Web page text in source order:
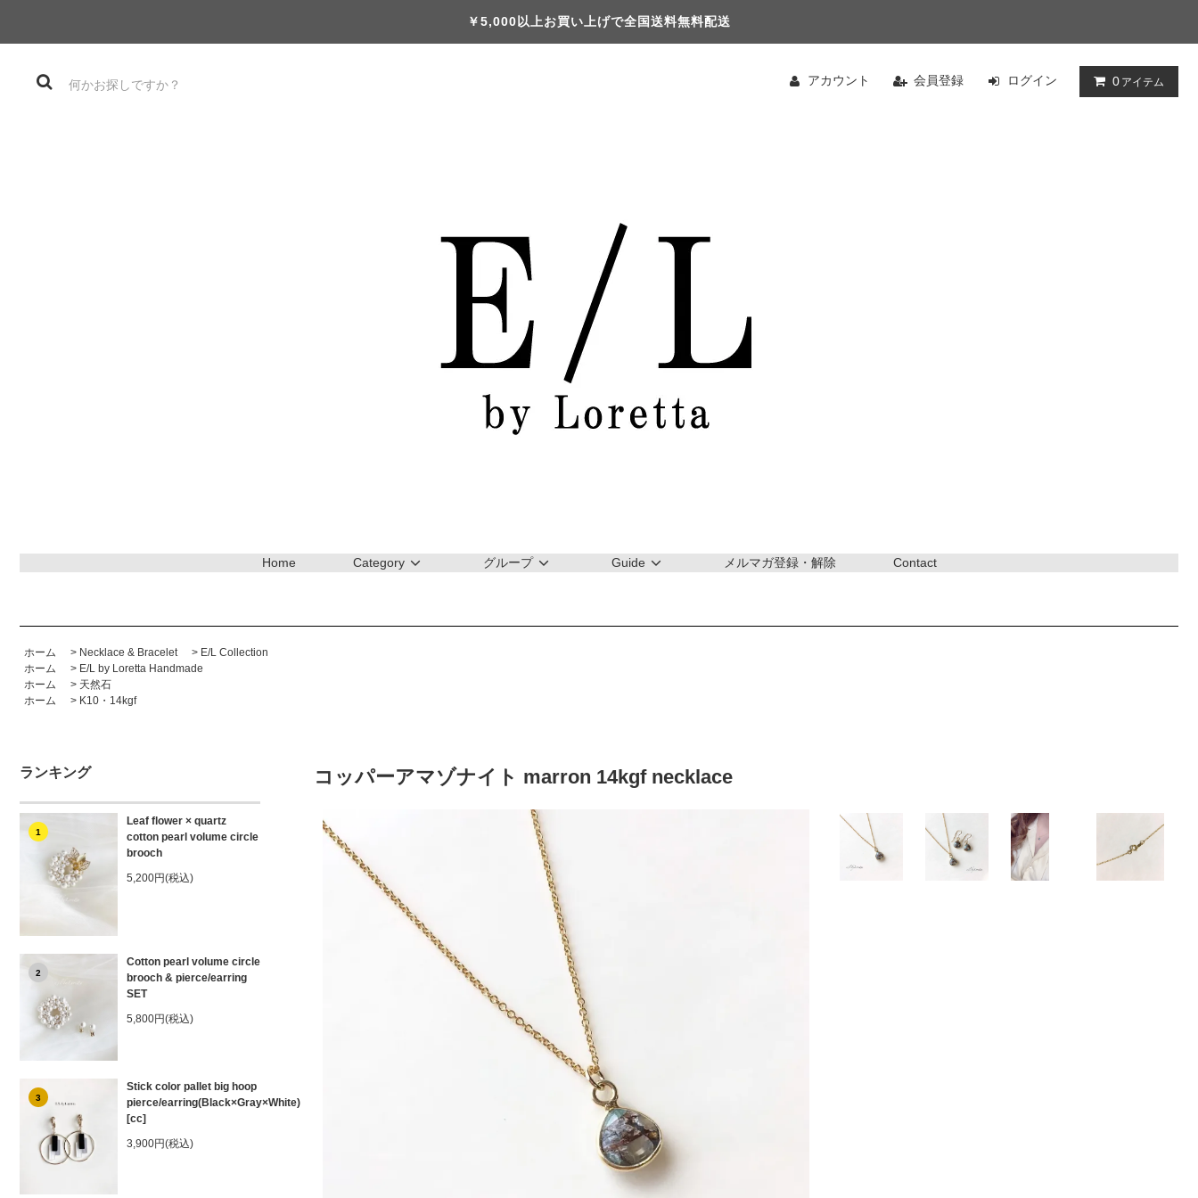
￥5,000以上お買い上げで全国送料無料配送
アカウント 会員登録 ログイン 0 アイテム
Home Category グループ Guide メルマガ登録・解除 Contact
ホーム > Necklace & Bracelet > E/L Collection
ホーム
> E/L by Loretta Handmade
ホーム
> 天然石
ホーム
> K10・14kgf
ランキング
1
Leaf flower × quartz
cotton pearl volume circle
brooch
5,200円(税込)
2
Cotton pearl volume circle
brooch & pierce/earring
SET
5,800円(税込)
3
Stick color pallet big hoop
pierce/earring(Black×Gray×White)
[cc]
3,900円(税込)
コッパーアマゾナイト marron 14kgf necklace